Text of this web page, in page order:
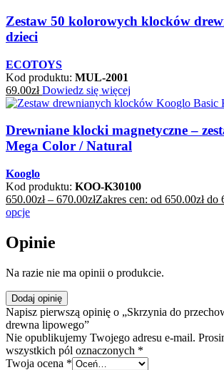
Zestaw 50 kolorowych klocków
dzieci
ECOTOYS
Kod produktu: MUL-2001
69.00zł Dowiedz się więcej
Drewniane klocki magnetyczne –
Mega Color / Natural
Kooglo
Kod produktu: KOO-K30100
650.00zł – 670.00złZakres cen: od 650.00zł do
opcje
Opinie
Na razie nie ma opinii o produkcie.
Dodaj opinię
Napisz pierwszą opinię o „Skrzynia do
drewna lipowego”
Nie opublikujemy Twojego adresu e-mail.
wszystkich pól oznaczonych *
Twoja ocena *